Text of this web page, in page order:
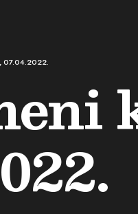
07.04.2022.